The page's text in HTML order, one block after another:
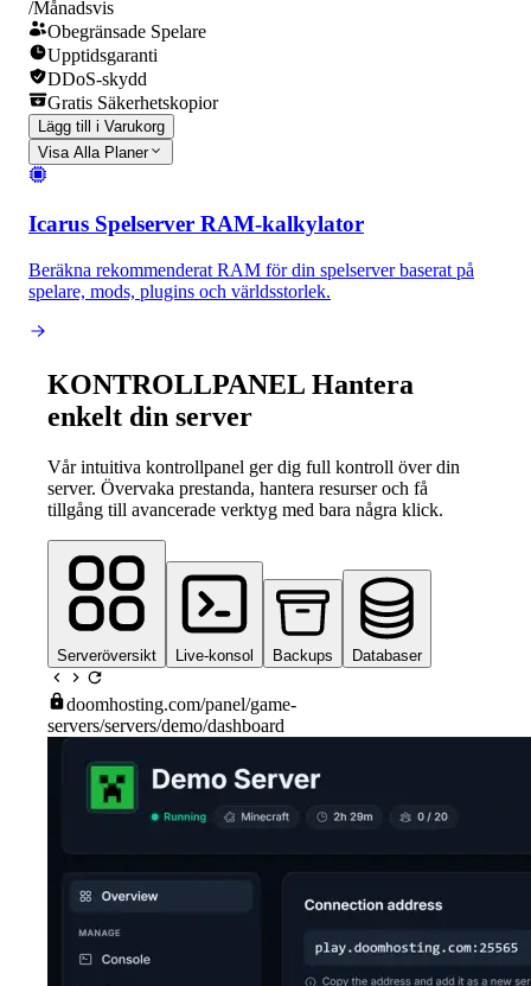
/Månadsvis
Obegränsade Spelare
Upptidsgaranti
DDoS-skydd
Gratis Säkerhetskopior
Lägg till i Varukorg
Visa Alla Planer
Icarus Spelserver RAM-kalkylator
Beräkna rekommenderat RAM för din spelserver baserat på
spelare, mods, plugins och världsstorlek.
KONTROLLPANEL Hantera
enkelt din server
Vår intuitiva kontrollpanel ger dig full kontroll över din
server. Övervaka prestanda, hantera resurser och få
tillgång till avancerade verktyg med bara några klick.
Serveröversikt Live-konsol Backups Databaser
doomhosting.com/panel/game-
servers/servers/demo/dashboard